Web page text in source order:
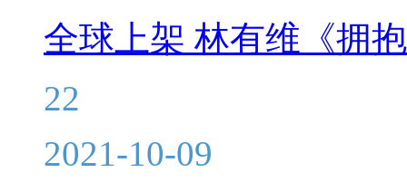
全球上架 林有维《拥
22
2021-10-09